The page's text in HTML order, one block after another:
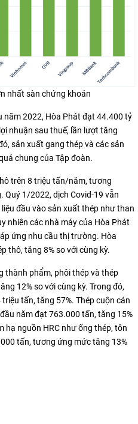
nhất sàn chứng khoán
năm 2022, Hòa Phát đạt 44.400 tỷ
nhuận sau thuế, lần lượt tăng
sản xuất gang thép và các sản
chung của Tập đoàn.
trên 8 triệu tấn/năm, tương
1/2022, dịch Covid-19 vẫn
đầu vào sản xuất thép như than
nhiên các nhà máy của Hòa Phát
ứng nhu cầu thị trường. Hòa
thô, tăng 8% so với cùng kỳ.
thành phẩm, phôi thép và thép
12% so với cùng kỳ. Trong đó,
tấn, tăng 57%. Thép cuộn cán
năm đạt 763.000 tấn, tăng 15%
hạ nguồn HRC như ống thép, tôn
tấn, tương ứng mức tăng 13%